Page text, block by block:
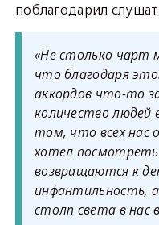
поблагодарил
«Не столько чарт
что благодаря
аккордов что-то
количество
том, что всех нас
хотел
возвращаются к
инфантильность, а
столп света в нас